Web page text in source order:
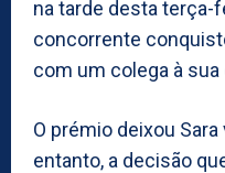
na tarde desta terça-
concorrente
com um colega à sua
O prémio deixou
entanto, a decisão